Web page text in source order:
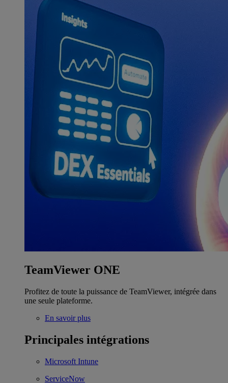
TeamViewer ONE
Profitez de toute la puissance de TeamViewer, intégrée dans
une seule plateforme.
En savoir plus
Principales intégrations
Microsoft Intune
ServiceNow